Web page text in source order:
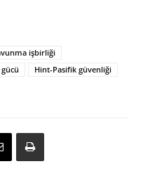
işbirliği
Hint-Pasifik güvenliği